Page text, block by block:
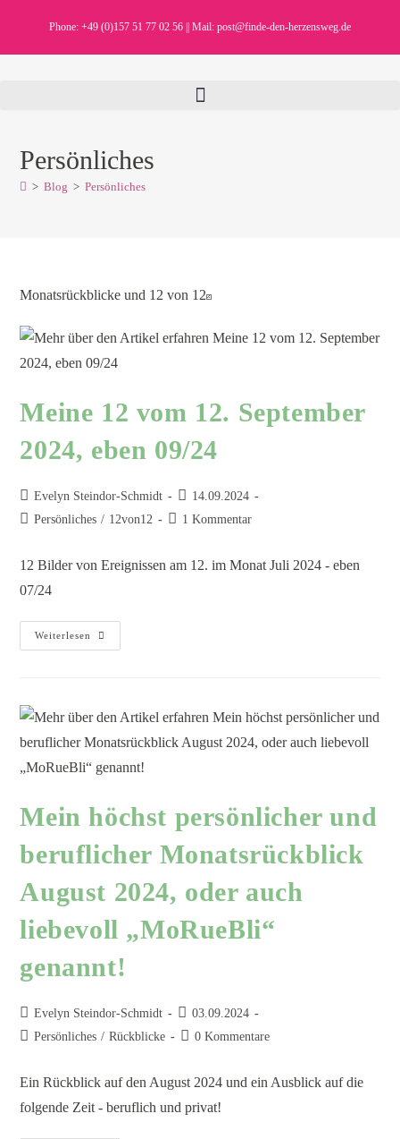
Phone: +49 (0)157 51 77 02 56 || Mail: post@finde-den-herzensweg.de
Persönliches
> Blog > Persönliches
Monatsrückblicke und 12 von 12
Meine 12 vom 12. September
2024, eben 09/24
Evelyn Steindor-Schmidt
14.09.2024
Persönliches / 12von12 1 Kommentar
12 Bilder von Ereignissen am 12. im Monat Juli 2024 - eben
07/24
Weiterlesen
Mein höchst persönlicher und
beruflicher Monatsrückblick
August 2024, oder auch
liebevoll „MoRueBli“
genannt!
Evelyn Steindor-Schmidt
03.09.2024
Persönliches / Rückblicke 0 Kommentare
Ein Rückblick auf den August 2024 und ein Ausblick auf die
folgende Zeit - beruflich und privat!